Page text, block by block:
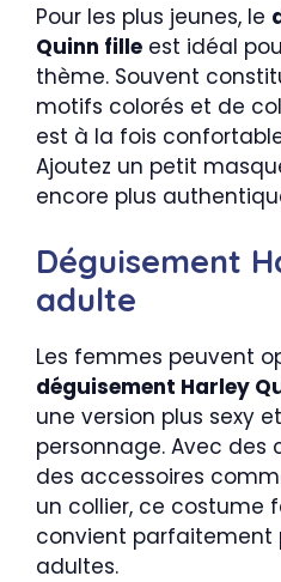
Pour les plus jeunes, le
Quinn fille est idéal
thème. Souvent
motifs colorés et de
est à la fois
Ajoutez un petit
encore plus
Déguisement
adulte
Les femmes peuvent
déguisement Harley
une version plus sexy
personnage. Avec des
des accessoires
un collier, ce costume
convient parfaitement
adultes.